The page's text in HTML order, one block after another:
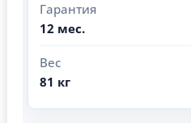
Гарантия
12 мес.
Вес
81 кг